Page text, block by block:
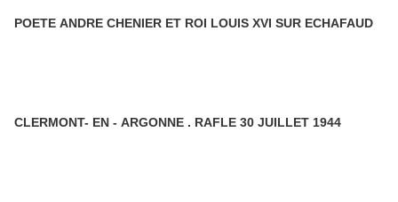
POETE ANDRE CHENIER ET ROI LOUIS XVI SUR ECHAFAUD
CLERMONT- EN - ARGONNE . RAFLE 30 JUILLET 1944